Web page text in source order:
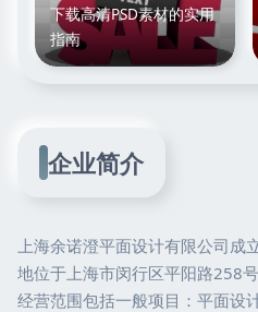
下载高清PSD素材的实用
指南
企业简介
上海余诺澄平面设计有限公司成
地位于上海市闵行区平阳路258
经营范围包括一般项目：平面设